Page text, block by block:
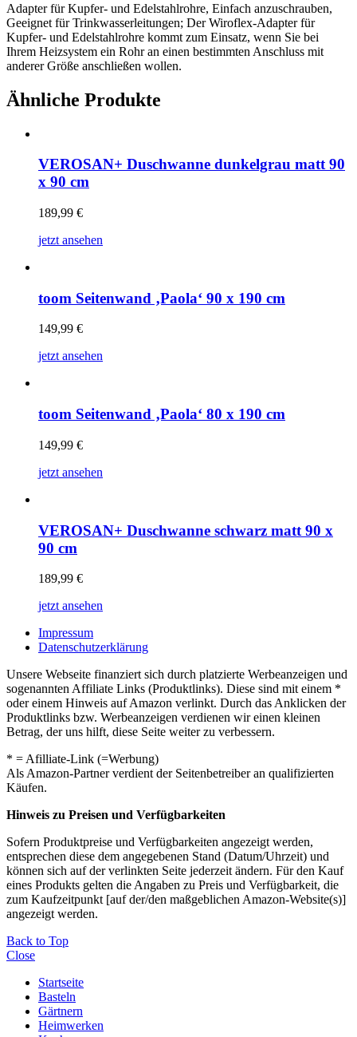
Adapter für Kupfer- und Edelstahlrohre, Einfach anzuschrauben,
Geeignet für Trinkwasserleitungen; Der Wiroflex-Adapter für
Kupfer- und Edelstahlrohre kommt zum Einsatz, wenn Sie bei
Ihrem Heizsystem ein Rohr an einen bestimmten Anschluss mit
anderer Größe anschließen wollen.
Ähnliche Produkte
VEROSAN+ Duschwanne dunkelgrau matt 90
x 90 cm
189,99 €
jetzt ansehen
toom Seitenwand ‚Paola‘ 90 x 190 cm
149,99 €
jetzt ansehen
toom Seitenwand ‚Paola‘ 80 x 190 cm
149,99 €
jetzt ansehen
VEROSAN+ Duschwanne schwarz matt 90 x
90 cm
189,99 €
jetzt ansehen
Impressum
Datenschutzerklärung
Unsere Webseite finanziert sich durch platzierte Werbeanzeigen und
sogenannten Affiliate Links (Produktlinks). Diese sind mit einem *
oder einem Hinweis auf Amazon verlinkt. Durch das Anklicken der
Produktlinks bzw. Werbeanzeigen verdienen wir einen kleinen
Betrag, der uns hilft, diese Seite weiter zu verbessern.
* = Afilliate-Link (=Werbung)
Als Amazon-Partner verdient der Seitenbetreiber an qualifizierten
Käufen.
Hinweis zu Preisen und Verfügbarkeiten
Sofern Produktpreise und Verfügbarkeiten angezeigt werden,
entsprechen diese dem angegebenen Stand (Datum/Uhrzeit) und
können sich auf der verlinkten Seite jederzeit ändern. Für den Kauf
eines Produkts gelten die Angaben zu Preis und Verfügbarkeit, die
zum Kaufzeitpunkt [auf der/den maßgeblichen Amazon-Website(s)]
angezeigt werden.
Back to Top
Close
Startseite
Basteln
Gärtnern
Heimwerken